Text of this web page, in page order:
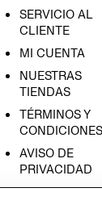
SERVICIO AL
CLIENTE
MI CUENTA
NUESTRAS
TIENDAS
TÉRMINOS Y
CONDICIONES
AVISO DE
PRIVACIDAD
GIFT CARD